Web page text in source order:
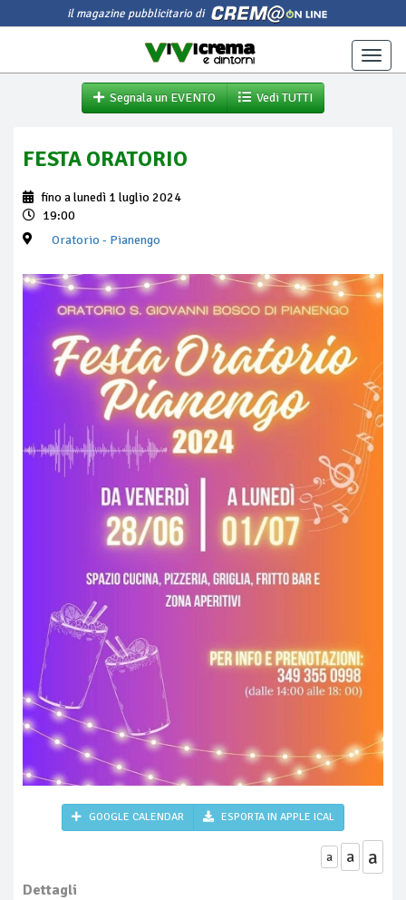
il magazine pubblicitario di
Toggle
Segnala un EVENTO
Vedi TUTTI
FESTA ORATORIO
fino a lunedì 1 luglio 2024
19:00
Oratorio - Pianengo
GOOGLE CALENDAR ESPORTA IN APPLE ICAL
a a a
Dettagli